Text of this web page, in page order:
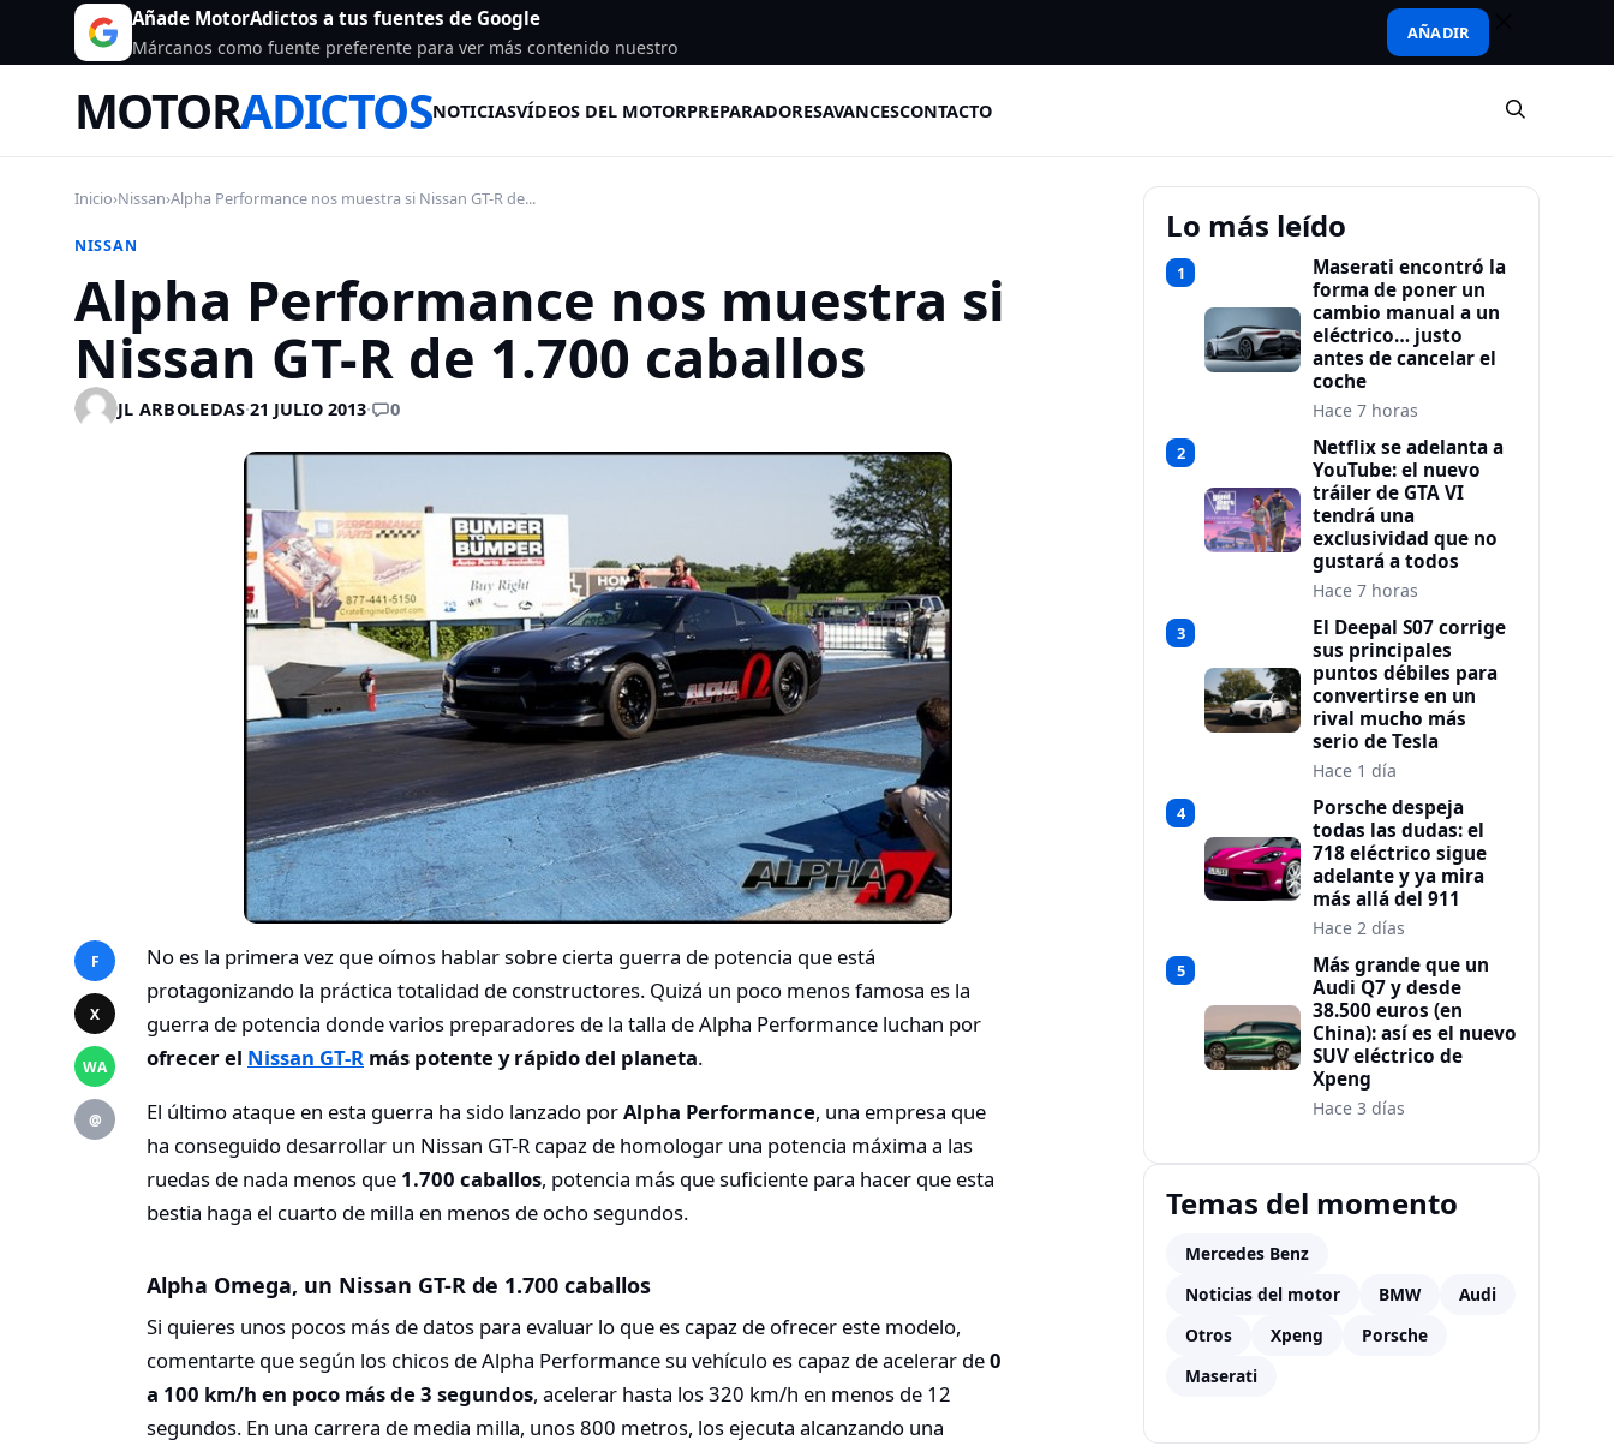
Añade MotorAdictos a tus fuentes de Google
Márcanos como fuente preferente para ver más contenido nuestro
AÑADIR
MOTORADICTOSNOTICIASVÍDEOS DEL MOTORPREPARADORESAVANCESCONTACTO
Inicio›Nissan›Alpha Performance nos muestra si Nissan GT-R de...
NISSAN
Alpha Performance nos muestra si
Nissan GT-R de 1.700 caballos
JL ARBOLEDAS·21 JULIO 2013· 0
F
X
WA
@
No es la primera vez que oímos hablar sobre cierta guerra de potencia que está
protagonizando la práctica totalidad de constructores. Quizá un poco menos famosa es la
guerra de potencia donde varios preparadores de la talla de Alpha Performance luchan por
ofrecer el Nissan GT-R más potente y rápido del planeta.
El último ataque en esta guerra ha sido lanzado porAlpha Performance, una empresa que
ha conseguido desarrollar un Nissan GT-R capaz de homologar una potencia máxima a las
ruedas de nada menos que 1.700 caballos, potencia más que suficiente para hacer que esta
bestia haga el cuarto de milla en menos de ocho segundos.
Alpha Omega, un Nissan GT-R de 1.700 caballos
Si quieres unos pocos más de datos para evaluar lo que es capaz de ofrecer este modelo,
comentarte que según los chicos de Alpha Performance su vehículo es capaz de acelerar de0
a 100 km/h en poco más de 3 segundos, acelerar hasta los 320 km/h en menos de 12
segundos. En una carrera de media milla, unos 800 metros, los ejecuta alcanzando una
Lo más leído
1
Maserati encontró la
forma de poner un
cambio manual a un
eléctrico… justo
antes de cancelar el
coche
Hace 7 horas
2
Netflix se adelanta a
YouTube: el nuevo
tráiler de GTA VI
tendrá una
exclusividad que no
gustará a todos
Hace 7 horas
3
El Deepal S07 corrige
sus principales
puntos débiles para
convertirse en un
rival mucho más
serio de Tesla
Hace 1 día
4
Porsche despeja
todas las dudas: el
718 eléctrico sigue
adelante y ya mira
más allá del 911
Hace 2 días
5
Más grande que un
Audi Q7 y desde
38.500 euros (en
China): así es el nuevo
SUV eléctrico de
Xpeng
Hace 3 días
Temas del momento
Mercedes Benz
Noticias del motor
BMW
Audi
Otros
Xpeng
Porsche
Maserati